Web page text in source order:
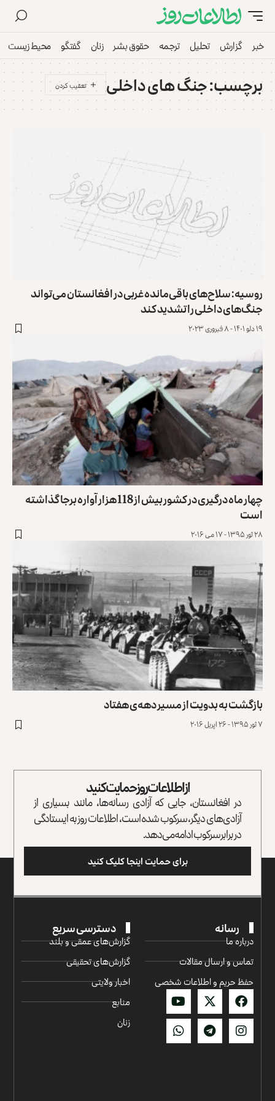
خبر گزارش تحلیل ترجمه حقوق بشر زنان گفتگو محیط زیست
برچسب:جنگ های داخلی
روسیه: سلاح‌های باقی‌مانده غربی در افغانستان می‌تواند
جنگ‌های داخلی را تشدید کند
۱۹ دلو ۱۴۰۱ - ۸ فبروری ۲۰۲۳
چهار ماه درگیری در کشور بیش از 118 هزار آواره برجا گذاشته
است
۲۸ ثور ۱۳۹۵ - ۱۷ می ۲۰۱۶
بازگشت به بدویت از مسیر دهه‌ی هفتاد
۷ ثور ۱۳۹۵ - ۲۶ اپریل ۲۰۱۶
از اطلاعات روز حمایت کنید
در افغانستان، جایی که آزادی رسانه‌ها، مانند بسیاری از
آزادی‌های دیگر، سرکوب شده است، اطلاعات روز به ایستادگی
در برابر سرکوب ادامه می‌دهد.
برای حمایت اینجا کلیک کنید
رسانه
درباره ما
تماس و ارسال مقالات
حفظ حریم و اطلاعات شخصی
دسترسی سریع
گزارش‌‌های عمقی و بلند
گزارش‌های تحقیقی
اخبار ولایتی
منابع
زنان